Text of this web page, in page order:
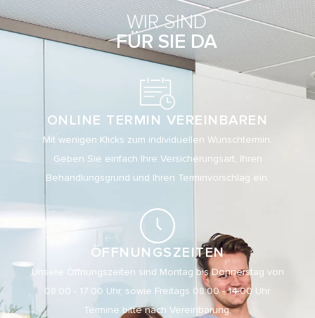
WIR SIND
FÜR SIE DA
ONLINE TERMIN VEREINBAREN
Mit wenigen Klicks zum individuellen Wunschtermin.
Geben Sie einfach Ihre Versicherungsart, Ihren
Behandlungsgrund und Ihren Terminvorschlag ein.
ÖFFNUNGSZEITEN
Unsere Öffnungszeiten sind Montag bis Donnerstag von
08:00 - 17:00 Uhr, sowie Freitags 08:00 - 14:00 Uhr.
Termine bitte nach Vereinbarung.